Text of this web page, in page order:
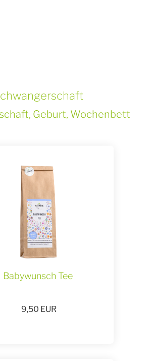
Geburt, Wochenbett
Babywunsch Tee
9,50 EUR